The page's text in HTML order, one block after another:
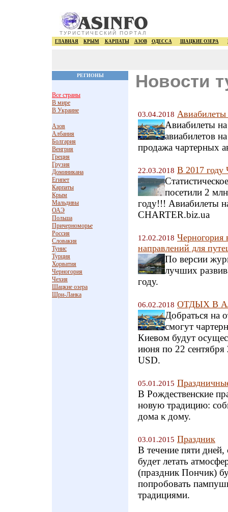
ТУРИСТИЧЕСКИЙ ПОРТАЛ
ГЛАВНАЯ КРЫМ КАРПАТЫ АЗОВ ОДЕССА ШАЦКИЕ ОЗЕРА
РЕГИОНЫ Новости
Все страны
В мире
В Украине
Азов
Албания
Болгария
Венгрия
Греция
Грузия
Доминикана
Египет
Карпаты
Крым
Мальдивы
ОАЭ
Польша
Причерноморье
Россия
Словакия
Тунис
Турция
Хорватия
Черногория
Чехия
Шацкие озера
Шри-Ланка
03.04.2018
Авиабилеты
авиабилетов
продажа чартерных
22.03.2018 В 2017 году
посетили 2
году!!! Авиабилеты
CHARTER.biz.ua
12.02.2018
направлений для
По версии
лучших
году.
06.02.2018 ОТДЫХ В
Добраться на
смогут
Киевом будут
июня по 22 сентября
USD.
05.01.2015
В Рождественские
новую традицию:
дома к дому.
03.01.2015 Праздник
В течение пяти
будет летать
(праздник Пончик)
попробовать
традициями.